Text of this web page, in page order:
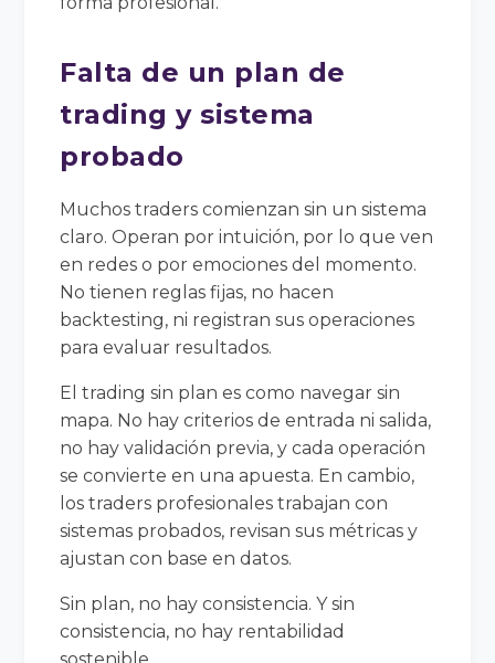
Falta de un plan de
trading y sistema
probado
Muchos traders comienzan sin un sistema
claro. Operan por intuición, por lo que ven
en redes o por emociones del momento.
No tienen reglas fijas, no hacen
backtesting, ni registran sus operaciones
para evaluar resultados.
El trading sin plan es como navegar sin
mapa. No hay criterios de entrada ni salida,
no hay validación previa, y cada operación
se convierte en una apuesta. En cambio,
los traders profesionales trabajan con
sistemas probados, revisan sus métricas y
ajustan con base en datos.
Sin plan, no hay consistencia. Y sin
consistencia, no hay rentabilidad